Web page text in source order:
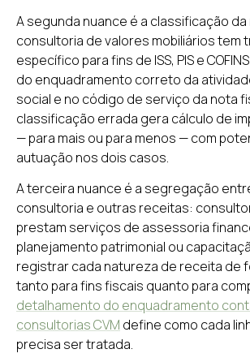
A segunda nuance é a classificação
consultoria de valores mobiliários tem
específico para fins de ISS, PIS e
do enquadramento correto da
social e no código de serviço da nota
classificação errada gera cálculo de
— para mais ou para menos — com
autuação nos dois casos.
A terceira nuance é a segregação
consultoria e outras receitas:
prestam serviços de assessoria
planejamento patrimonial ou
registrar cada natureza de receita de
tanto para fins fiscais quanto para
detalhamento do enquadramento
consultorias CVM define como cada
precisa ser tratada.